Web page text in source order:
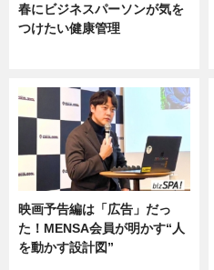
春にビジネスパーソンが気を
つけたい健康管理
映画予告編は「広告」だっ
た！MENSA会員が明かす“人
を動かす設計図”